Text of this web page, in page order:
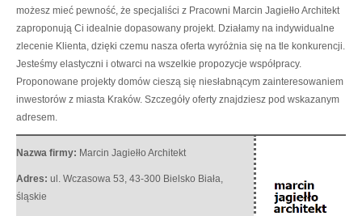
możesz mieć pewność, że specjaliści z Pracowni Marcin Jagiełło Architekt
zaproponują Ci idealnie dopasowany projekt. Działamy na indywidualne
zlecenie Klienta, dzięki czemu nasza oferta wyróżnia się na tle konkurencji.
Jesteśmy elastyczni i otwarci na wszelkie propozycje współpracy.
Proponowane projekty domów cieszą się niesłabnącym zainteresowaniem
inwestorów z miasta Kraków. Szczegóły oferty znajdziesz pod wskazanym
adresem.
Nazwa firmy: Marcin Jagiełło Architekt
Adres: ul. Wczasowa 53, 43-300 Bielsko Biała,
śląskie